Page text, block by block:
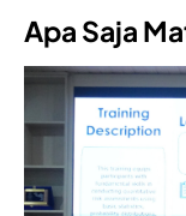
Apa Saja